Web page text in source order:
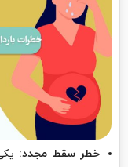
خطر سقط مجدد: